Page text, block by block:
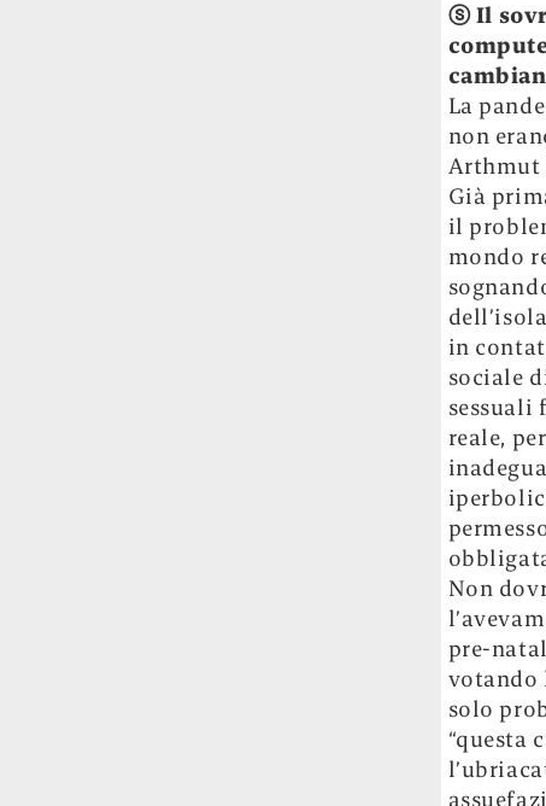
ⓢIl
La
non
Arthmut
Già
il
mondo
in
sociale
sessuali
reale,
Non
pre-
votando
solo
“questa